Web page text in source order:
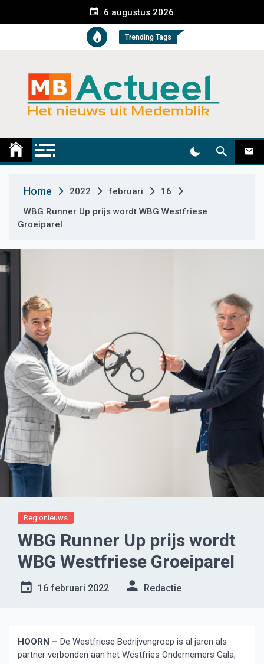
e
t
6 augustus 2026
Trending Tags
Medemblik Actueel
Home 2022 februari
16
WBG Runner Up prijs wordt WBG Westfriese
Groeiparel
Regionieuws
WBG Runner Up prijs wordt
WBG Westfriese Groeiparel
16 februari 2022 Redactie
HOORN – De Westfriese Bedrijvengroep is al jaren als
partner verbonden aan het Westfries Ondernemers Gala,